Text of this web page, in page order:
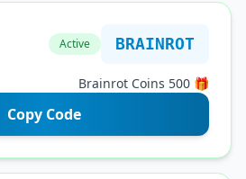
Active
Copy Code